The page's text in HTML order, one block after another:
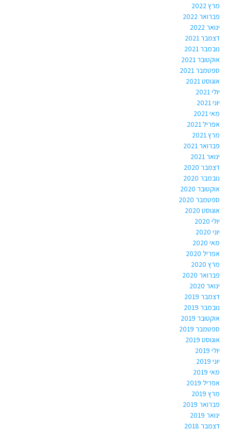
מרץ 2022
פברואר 2022
ינואר 2022
דצמבר 2021
נובמבר 2021
אוקטובר 2021
ספטמבר 2021
אוגוסט 2021
יולי 2021
יוני 2021
מאי 2021
אפריל 2021
מרץ 2021
פברואר 2021
ינואר 2021
דצמבר 2020
נובמבר 2020
אוקטובר 2020
ספטמבר 2020
אוגוסט 2020
יולי 2020
יוני 2020
מאי 2020
אפריל 2020
מרץ 2020
פברואר 2020
ינואר 2020
דצמבר 2019
נובמבר 2019
אוקטובר 2019
ספטמבר 2019
אוגוסט 2019
יולי 2019
יוני 2019
מאי 2019
אפריל 2019
מרץ 2019
פברואר 2019
ינואר 2019
דצמבר 2018